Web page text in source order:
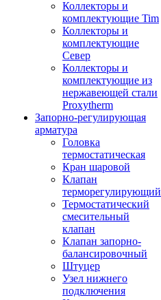
Коллекторы и
комплектующие Tim
Коллекторы и
комплектующие
Север
Коллекторы и
комплектующие из
нержавеющей стали
Proxytherm
Запорно-регулирующая
арматура
Головка
термостатическая
Кран шаровой
Клапан
терморегулирующий
Термостатический
смесительный
клапан
Клапан запорно-
балансировочный
Штуцер
Узел нижнего
подключения